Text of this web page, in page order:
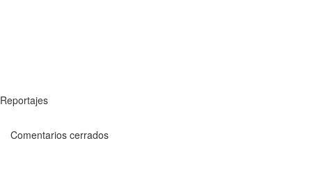
Reportajes
Comentarios cerrados